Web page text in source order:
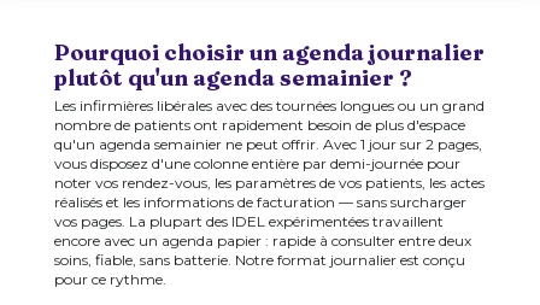
Pourquoi choisir un agenda journalier
plutôt qu'un agenda semainier ?
Les infirmières libérales avec des tournées longues ou un grand
nombre de patients ont rapidement besoin de plus d'espace
qu'un agenda semainier ne peut offrir. Avec 1 jour sur 2 pages,
vous disposez d'une colonne entière par demi-journée pour
noter vos rendez-vous, les paramètres de vos patients, les actes
réalisés et les informations de facturation — sans surcharger
vos pages. La plupart des IDEL expérimentées travaillent
encore avec un agenda papier : rapide à consulter entre deux
soins, fiable, sans batterie. Notre format journalier est conçu
pour ce rythme.